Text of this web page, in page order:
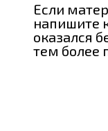
Если
напишите
оказался
тем более